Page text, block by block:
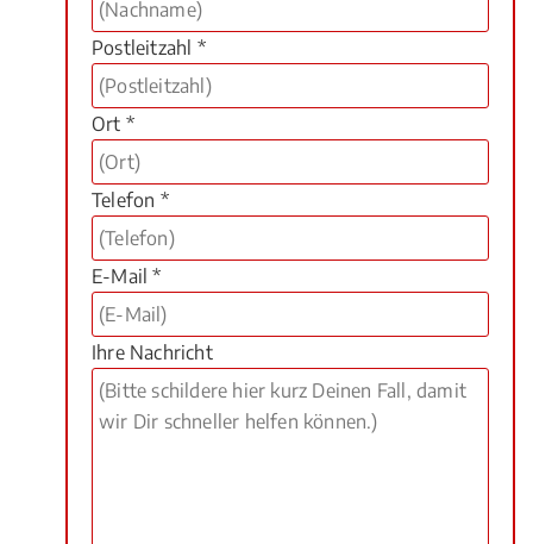
Postleitzahl *
Ort *
Telefon *
E-Mail *
Ihre Nachricht